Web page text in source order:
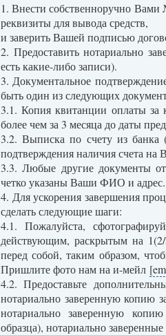
1. Внести собственноручно
реквизиты для вывода средств,
и заверить Вашей подписью
2. Предоставить нотариально
есть какие-либо записи).
3. Документальное
быть один из следующих
3.1. Копия квитанции оплаты
более чем за 3 месяца до даты
3.2. Выписка по счету из банка
подтверждения наличия счета на
3.3. Любые другие документы
четко указаны Ваши ФИО и адрес.
4. Для ускорения завершения
сделать следующие шаги:
4.1. Пожалуйста,
действующим, раскрытым на
перед собой, таким образом,
Пришлите фото нам на и-мейл
4.2. Предоставьте
нотариально заверенную копию
нотариально заверенную
образца), нотариально